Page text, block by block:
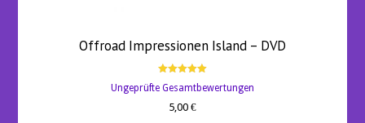
Offroad Impressionen Island – DVD
Bewertet
mit
von 5
Ungeprüfte Gesamtbewertungen
5,00 €